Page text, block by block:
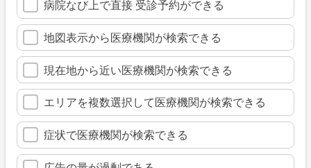
病院なび上で直接 受診予約ができる
地図表示から医療機関が検索できる
現在地から近い医療機関が検索できる
エリアを複数選択して医療機関が検索できる
症状で医療機関が検索できる